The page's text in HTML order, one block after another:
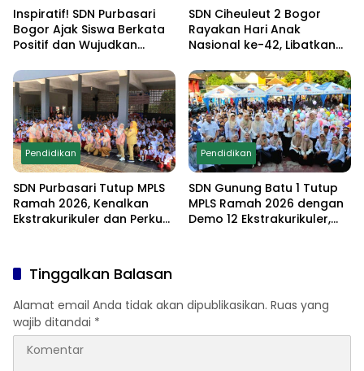
Inspiratif! SDN Purbasari
Bogor Ajak Siswa Berkata
Positif dan Wujudkan
SDN Ciheuleut 2 Bogor
Rayakan Hari Anak
Nasional ke-42, Libatkan
Lomba Edukatif untuk
Cetak Generasi
Berprestasi
Pendidikan
SDN Purbasari Tutup MPLS
Ramah 2026, Kenalkan
Ekstrakurikuler dan Perkuat
Pendidikan
SDN Gunung Batu 1 Tutup
MPLS Ramah 2026 dengan
Demo 12 Ekstrakurikuler,
Tinggalkan Balasan
Alamat email Anda tidak akan dipublikasikan. Ruas yang
wajib ditandai *